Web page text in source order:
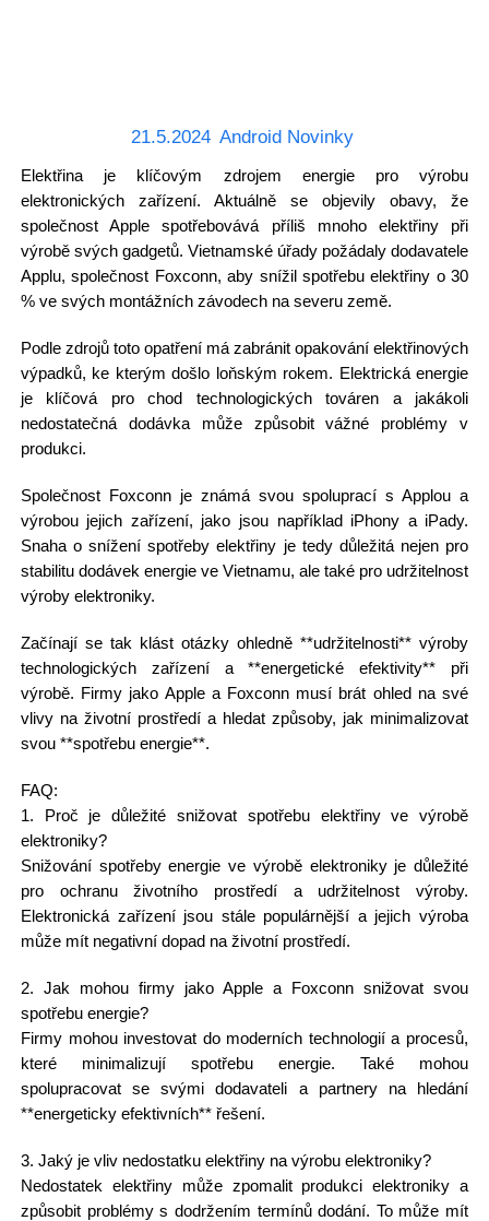
21.5.2024 Android Novinky
Elektřina je klíčovým zdrojem energie pro výrobu
elektronických zařízení. Aktuálně se objevily obavy, že
společnost Apple spotřebovává příliš mnoho elektřiny při
výrobě svých gadgetů. Vietnamské úřady požádaly dodavatele
Applu, společnost Foxconn, aby snížil spotřebu elektřiny o 30
% ve svých montážních závodech na severu země.
Podle zdrojů toto opatření má zabránit opakování elektřinových
výpadků, ke kterým došlo loňským rokem. Elektrická energie
je klíčová pro chod technologických továren a jakákoli
nedostatečná dodávka může způsobit vážné problémy v
produkci.
Společnost Foxconn je známá svou spoluprací s Applou a
výrobou jejich zařízení, jako jsou například iPhony a iPady.
Snaha o snížení spotřeby elektřiny je tedy důležitá nejen pro
stabilitu dodávek energie ve Vietnamu, ale také pro udržitelnost
výroby elektroniky.
Začínají se tak klást otázky ohledně **udržitelnosti** výroby
technologických zařízení a **energetické efektivity** při
výrobě. Firmy jako Apple a Foxconn musí brát ohled na své
vlivy na životní prostředí a hledat způsoby, jak minimalizovat
svou **spotřebu energie**.
FAQ:
1. Proč je důležité snižovat spotřebu elektřiny ve výrobě
elektroniky?
Snižování spotřeby energie ve výrobě elektroniky je důležité
pro ochranu životního prostředí a udržitelnost výroby.
Elektronická zařízení jsou stále populárnější a jejich výroba
může mít negativní dopad na životní prostředí.
2. Jak mohou firmy jako Apple a Foxconn snižovat svou
spotřebu energie?
Firmy mohou investovat do moderních technologií a procesů,
které minimalizují spotřebu energie. Také mohou
spolupracovat se svými dodavateli a partnery na hledání
**energeticky efektivních** řešení.
3. Jaký je vliv nedostatku elektřiny na výrobu elektroniky?
Nedostatek elektřiny může zpomalit produkci elektroniky a
způsobit problémy s dodržením termínů dodání. To může mít